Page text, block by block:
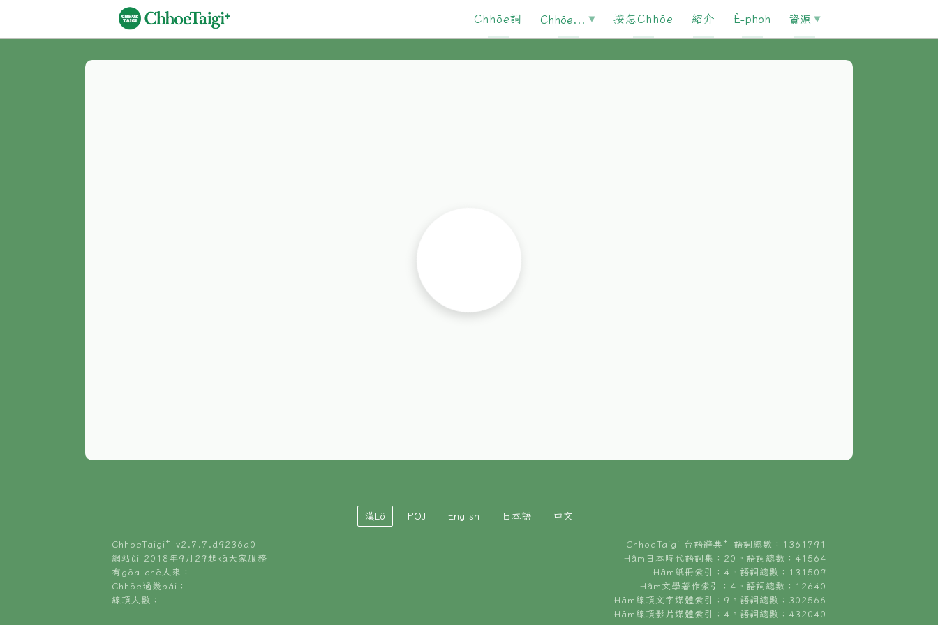
Chhōe詞 Chhōe... 按怎Chhōe 紹介 È-phoh 資源
漢Lô POJ English 日本語 中文
ChhoeTaigi⁺ v2.7.7.d9236a0
網站ùi 2018年9月29起kā大家服務
有gōa chē人來：
Chhōe過幾pái：
線頂人數：
ChhoeTaigi 台語辭典⁺ 語詞總數：1361791
Hâm日本時代語詞集：20。語詞總數：41564
Hâm紙冊索引：4。語詞總數：131509
Hâm文學著作索引：4。語詞總數：12640
Hâm線頂文字媒體索引：9。語詞總數：302566
Hâm線頂影片媒體索引：4。語詞總數：432040